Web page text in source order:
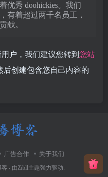
优秀 doohickies。我们
有着超过两千名员工，
献。
户，我们建议您转到 您站
后创建包含您自己内容的
广告合作 关于我们
客 · 由Zibll主题强力驱动.